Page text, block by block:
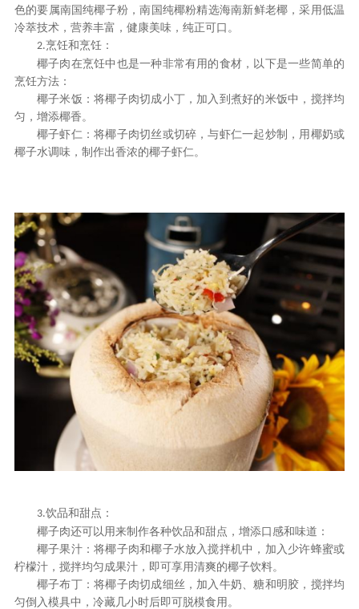
色的要属南国纯椰子粉，南国纯椰粉精选海南新鲜老椰，采用低温
冷萃技术，营养丰富，健康美味，纯正可口。
2.烹饪和烹饪：
椰子肉在烹饪中也是一种非常有用的食材，以下是一些简单的
烹饪方法：
椰子米饭：将椰子肉切成小丁，加入到煮好的米饭中，搅拌均
匀，增添椰香。
椰子虾仁：将椰子肉切丝或切碎，与虾仁一起炒制，用椰奶或
椰子水调味，制作出香浓的椰子虾仁。
3.饮品和甜点 ：
椰子肉还可以用来制作各种饮品和甜点，增添口感和味道：
椰子果汁：将椰子肉和椰子水放入搅拌机中，加入少许蜂蜜或
柠檬汁，搅拌均匀成果汁，即可享用清爽的椰子饮料。
椰子布丁：将椰子肉切成细丝，加入牛奶、糖和明胶，搅拌均
匀倒入模具中，冷藏几小时后即可脱模食用。